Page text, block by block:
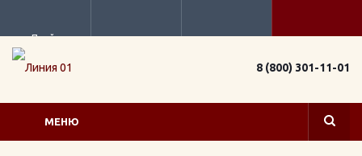
Прайс
8 (800) 301-11-01
МЕНЮ